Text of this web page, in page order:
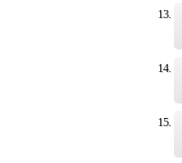
13.
14.
15.